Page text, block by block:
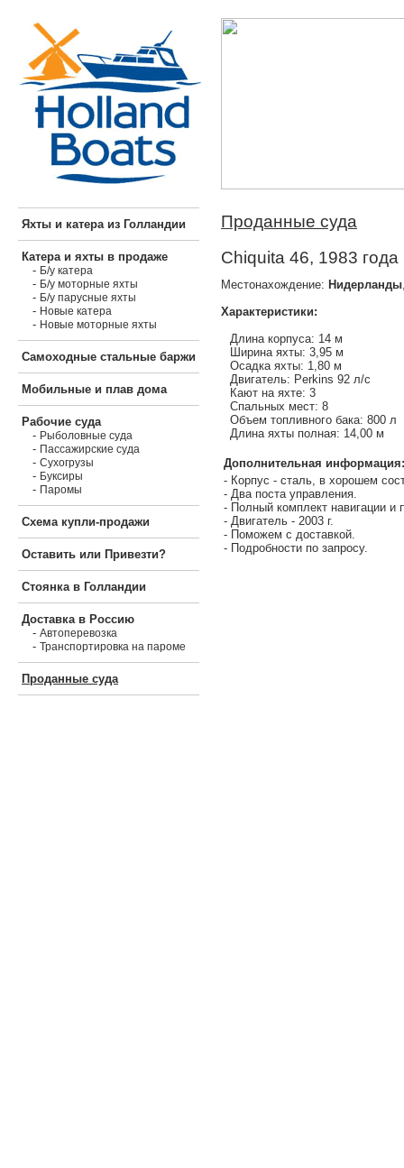
Яхты и катера из Голландии
Катера и яхты в продаже
- Б/у катера
- Б/у моторные яхты
- Б/у парусные яхты
- Новые катера
- Новые моторные яхты
Самоходные стальные баржи
Мобильные и плав дома
Рабочие суда
- Рыболовные суда
- Пассажирские суда
- Сухогрузы
- Буксиры
- Паромы
Схема купли-продажи
Оставить или Привезти?
Стоянка в Голландии
Доставка в Россию
- Автоперевозка
- Транспортировка на пароме
Проданные суда
Проданные суда
Chiquita 46, 1983 года
Местонахождение: Нидерланды
Характеристики:
Длина корпуса: 14 м
Ширина яхты: 3,95 м
Осадка яхты: 1,80 м
Двигатель: Perkins 92 л/с
Кают на яхте: 3
Спальных мест: 8
Объем топливного бака: 800 л
Длина яхты полная: 14,00 м
Дополнительная информация:
- Корпус - сталь, в хорошем
- Два поста управления.
- Полный комплект навигации и
- Двигатель - 2003 г.
- Поможем с доставкой.
- Подробности по запросу.